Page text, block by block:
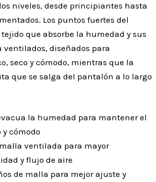
niveles, desde principiantes hasta
Los puntos fuertes del
tejido que absorbe la humedad y sus
ventilados, diseñados para
seco y cómodo, mientras que la
que se salga del pantalón a lo largo
la humedad para mantener el
y cómodo
ventilada para mayor
y flujo de aire
de malla para mejor ajuste y